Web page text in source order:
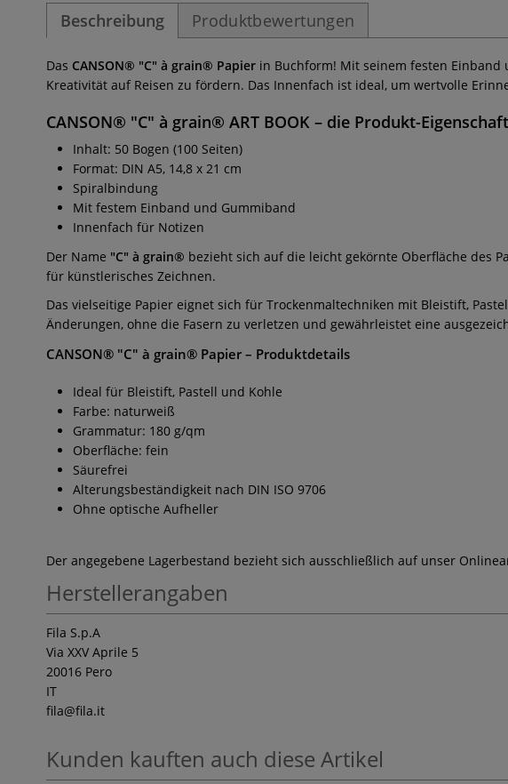
Beschreibung Produktbewertungen
Das CANSON® "C" à grain® Papier in Buchform! Mit seinem festen
Kreativität auf Reisen zu fördern. Das Innenfach ist ideal, um wertvolle
CANSON® "C" à grain® ART BOOK – die Produkt-
Inhalt: 50 Bogen (100 Seiten)
Format: DIN A5, 14,8 x 21 cm
Spiralbindung
Mit festem Einband und Gummiband
Innenfach für Notizen
Der Name "C" à grain® bezieht sich auf die leicht gekörnte Oberfläche des
für künstlerisches Zeichnen.
Das vielseitige Papier eignet sich für Trockenmaltechniken mit Bleistift,
Änderungen, ohne die Fasern zu verletzen und gewährleistet eine
CANSON® "C" à grain® Papier – Produktdetails
Ideal für Bleistift, Pastell und Kohle
Farbe: naturweiß
Grammatur: 180 g/qm
Oberfläche: fein
Säurefrei
Alterungsbeständigkeit nach DIN ISO 9706
Ohne optische Aufheller
Der angegebene Lagerbestand bezieht sich ausschließlich auf unser
Herstellerangaben
Fila S.p.A
Via XXV Aprile 5
20016 Pero
IT
fila@fila.it
Kunden kauften auch diese Artikel